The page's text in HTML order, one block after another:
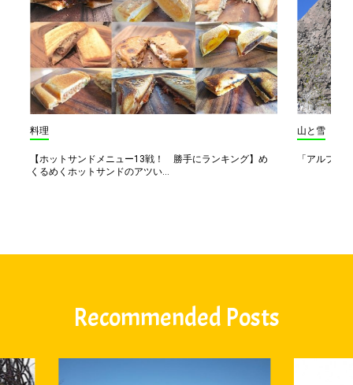
料理
【ホットサンドメニュー13戦！ 勝手にランキング】め
くるめくホットサンドのアツい...
山と雪
「アルプス
Recommended Posts